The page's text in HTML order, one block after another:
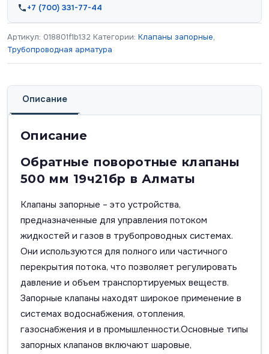
+7 (700) 331-77-44
Артикул: 018801f1b132 Категории: Клапаны запорные,
Трубопроводная арматура
Описание
Описание
Обратные поворотные клапаны
500 мм 19ч21бр в Алматы
Клапаны запорные – это устройства,
предназначенные для управления потоком
жидкостей и газов в трубопроводных системах.
Они используются для полного или частичного
перекрытия потока, что позволяет регулировать
давление и объем транспортируемых веществ.
Запорные клапаны находят широкое применение в
системах водоснабжения, отопления,
газоснабжения и в промышленности.Основные типы
запорных клапанов включают шаровые,